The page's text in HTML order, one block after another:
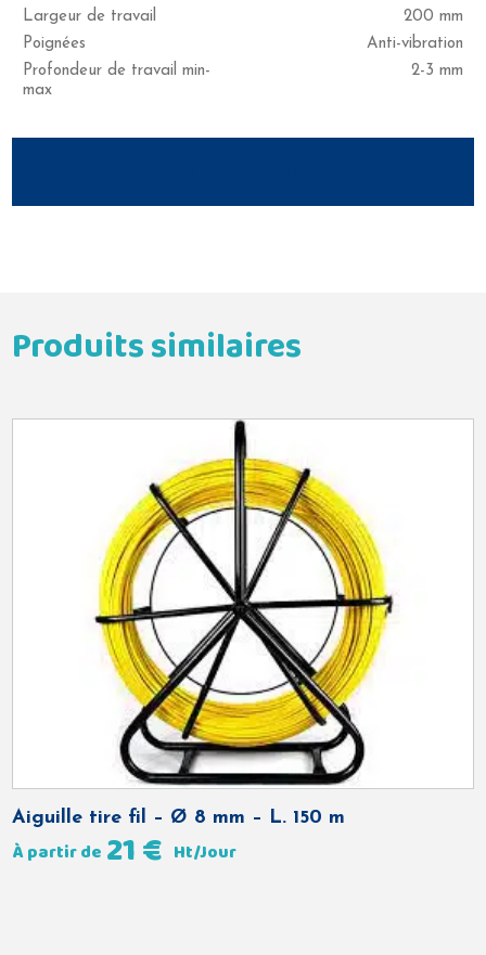
Largeur de travail
200 mm
Poignées
Anti-vibration
Profondeur de travail min-
max
2-3 mm
Produits similaires
Aiguille tire fil – Ø 8 mm – L. 150 m
À partir de 21€ Ht/Jour